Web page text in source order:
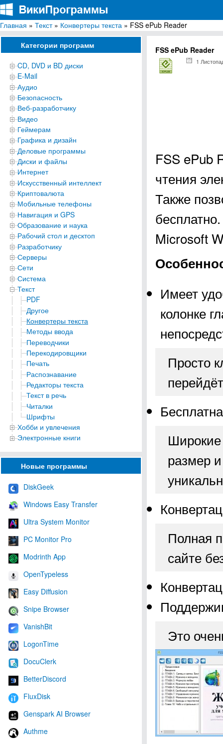
ВикиПрограммы
Энциклопедия бесплатных компьютерных программ для Windows
Главная » Текст» Конвертеры текста » FSS ePub Reader
Категории программ
CD, DVD и BD диски
E-Mail
Аудио
Безопасность
Веб-разработчику
Видео
Геймерам
Графика и дизайн
Деловые программы
Диски и файлы
Интернет
Искусственный интеллект
Криптовалюта
Мобильные телефоны
Навигация и GPS
Образование и наука
Рабочий стол и десктоп
Разработчику
Серверы
Сети
Система
Текст
PDF
Другое
Конвертеры текста
Методы ввода
Переводчики
Перекодировщики
Печать
Распознавание
Редакторы текста
Текст в речь
Читалки
Шрифты
Хобби и увлечения
Электронные книги
Новые программы
DiskGeek
Windows Easy Transfer
Ultra System Monitor
PC Monitor Pro
Modrinth App
OpenTypeless
Easy Diffusion
Snipe Browser
VanishBit
LogonTime
DocuClerk
BetterDiscord
FluxDisk
Genspark AI Browser
Authme
FSS ePub Reader
1
FSS ePub
чтения
Также
Microsoft
Имеет
колонке
Просто
Широкие
размер
Полная
сайте
Это